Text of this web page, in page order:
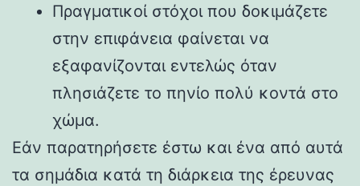
Πραγματικοί στόχοι που δοκιμάζετε
στην επιφάνεια φαίνεται να
εξαφανίζονται εντελώς όταν
πλησιάζετε το πηνίο πολύ κοντά στο
χώμα.
Εάν παρατηρήσετε έστω και ένα από αυτά
τα σημάδια κατά τη διάρκεια της έρευνας